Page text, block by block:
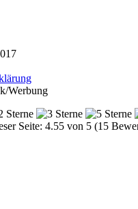
Werbung
Seite: 4.55 von 5 (15